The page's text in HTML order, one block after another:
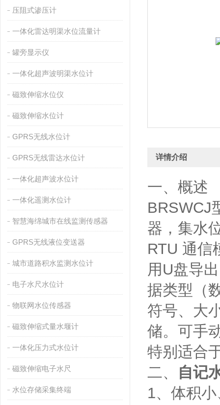
压阻式渗压计
一体化雷达明渠水位流量计
罐旁显示仪
一体化超声波明渠水位计
磁致伸缩水位仪
磁致伸缩水位计
GPRS无线水位计
GPRS无线雷达水位计
一体化超声波水位计
一体化遥测水位计
智慧海绵城市在线监测传感器
GPRS无线液位变送器
城市道路积水监测水位计
电子水尺水位计
物联网水位传感器
磁致伸缩式量水堰计
一体化压力式水位计
磁致伸缩电子水尺
水位存储采集终端
详情介绍
一、概述
BRSWCJ
器，集水
RTU 通信
用U盘导
据类型（
符号、大
储。可手
特别适合
二、
自记
1、体积